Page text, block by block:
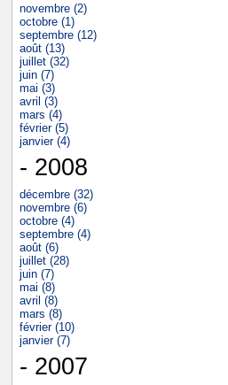
novembre (2)
octobre (1)
septembre (12)
août (13)
juillet (32)
juin (7)
mai (3)
avril (3)
mars (4)
février (5)
janvier (4)
- 2008
décembre (32)
novembre (6)
octobre (4)
septembre (4)
août (6)
juillet (28)
juin (7)
mai (8)
avril (8)
mars (8)
février (10)
janvier (7)
- 2007